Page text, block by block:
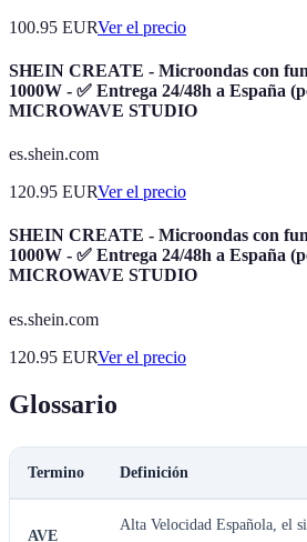
100.95 EURVer el precio
SHEIN CREATE - Microondas con
1000W - ✅ Entrega 24/48h a España
MICROWAVE STUDIO
es.shein.com
120.95 EURVer el precio
SHEIN CREATE - Microondas con
1000W - ✅ Entrega 24/48h a España
MICROWAVE STUDIO
es.shein.com
120.95 EURVer el precio
Glossario
Termino Definición
AVE
Alta Velocidad Española, el